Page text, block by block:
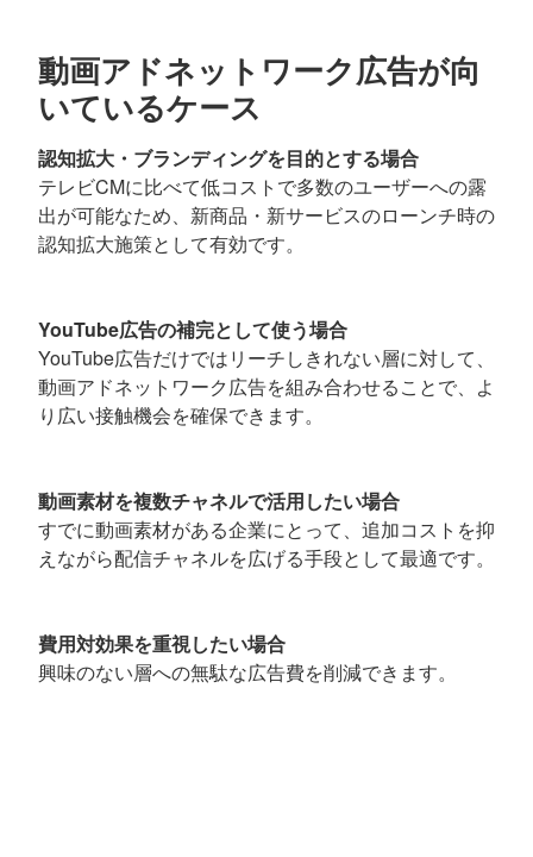
動画アドネットワーク広告が向
いているケース
認知拡大・ブランディングを目的とする場合
テレビCMに比べて低コストで多数のユーザーへの露
出が可能なため、新商品・新サービスのローンチ時の
認知拡大施策として有効です。
YouTube広告の補完として使う場合
YouTube広告だけではリーチしきれない層に対して、
動画アドネットワーク広告を組み合わせることで、よ
り広い接触機会を確保できます。
動画素材を複数チャネルで活用したい場合
すでに動画素材がある企業にとって、追加コストを抑
えながら配信チャネルを広げる手段として最適です。
費用対効果を重視したい場合
興味のない層への無駄な広告費を削減できます。